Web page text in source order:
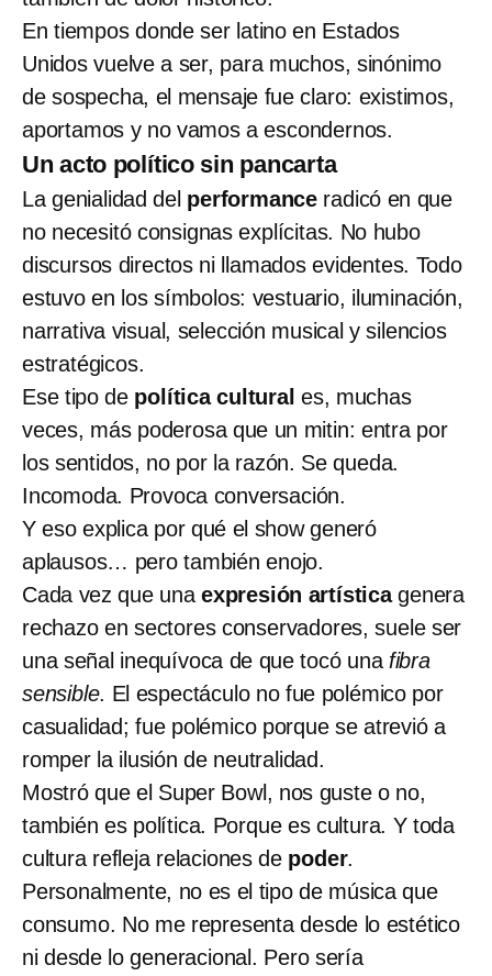
En tiempos donde ser latino en Estados
Unidos vuelve a ser, para muchos, sinónimo
de sospecha, el mensaje fue claro: existimos,
aportamos y no vamos a escondernos.
Un acto político sin pancarta
La genialidad del performance radicó en que
no necesitó consignas explícitas. No hubo
discursos directos ni llamados evidentes. Todo
estuvo en los símbolos: vestuario, iluminación,
narrativa visual, selección musical y silencios
estratégicos.
Ese tipo de política cultural es, muchas
veces, más poderosa que un mitin: entra por
los sentidos, no por la razón. Se queda.
Incomoda. Provoca conversación.
Y eso explica por qué el show generó
aplausos… pero también enojo.
Cada vez que una expresión artísticagenera
rechazo en sectores conservadores, suele ser
una señal inequívoca de que tocó una fibra
sensible. El espectáculo no fue polémico por
casualidad; fue polémico porque se atrevió a
romper la ilusión de neutralidad.
Mostró que el Super Bowl, nos guste o no,
también es política. Porque es cultura. Y toda
cultura refleja relaciones de poder.
Personalmente, no es el tipo de música que
consumo. No me representa desde lo estético
ni desde lo generacional. Pero sería